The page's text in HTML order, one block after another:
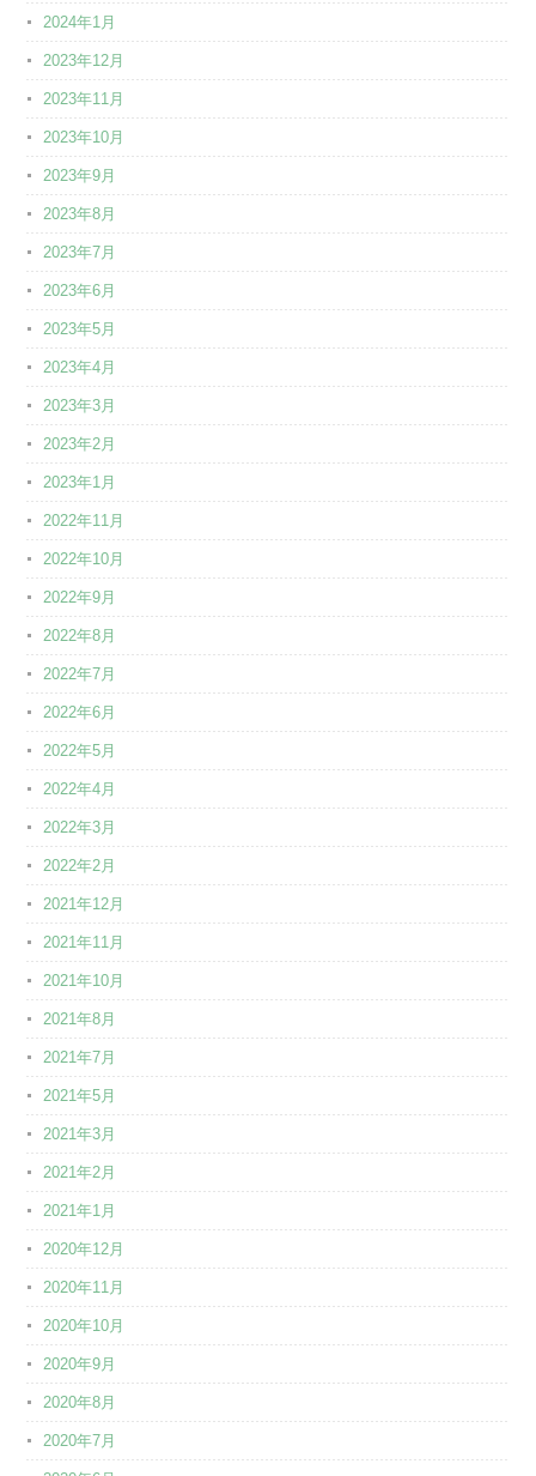
2024年1月
2023年12月
2023年11月
2023年10月
2023年9月
2023年8月
2023年7月
2023年6月
2023年5月
2023年4月
2023年3月
2023年2月
2023年1月
2022年11月
2022年10月
2022年9月
2022年8月
2022年7月
2022年6月
2022年5月
2022年4月
2022年3月
2022年2月
2021年12月
2021年11月
2021年10月
2021年8月
2021年7月
2021年5月
2021年3月
2021年2月
2021年1月
2020年12月
2020年11月
2020年10月
2020年9月
2020年8月
2020年7月